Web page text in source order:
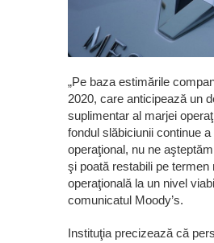
„Pe baza estimările
2020, care anticipează un
suplimentar al marjei
fondul slăbiciunii continue a
operaţional, nu ne
şi poată restabili pe termen
operaţională la un nivel
comunicatul Moody’s.
Instituţia precizează că